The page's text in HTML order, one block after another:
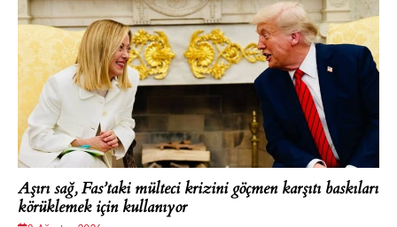
Aşırı sağ, Fas’taki mülteci krizini göçmen karşıtı baskıları
körüklemek için kullanıyor